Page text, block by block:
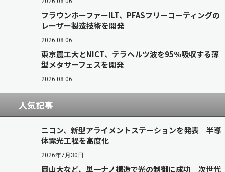
フラウンホーファーILT、PFASフリーコーティングの
レーザー製造技術を開発
2026.08.06
東京農工大とNICT、テラヘルツ波を95％吸収する薄
型メタサーフェスを開発
2026.08.06
人気記事
ニコン、新型アライメントステーションを発表 半導
体露光工程を高度化
2026年7月30日
岡山大など、単一ナノ構造で光の制御に成功 次世代